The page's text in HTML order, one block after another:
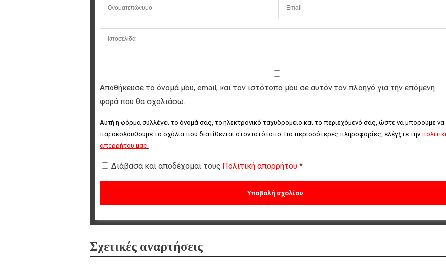
Αποθήκευσε το όνομά μου, email, και τον ιστότοπο μου σε αυτόν τον πλοηγό για την επόμενη
φορά που θα σχολιάσω.
Αυτή η φόρμα συλλέγει το όνομά σας, το ηλεκτρονικό ταχυδρομείο και το περιεχόμενό σας, ώστε να μπορούμε να
παρακολουθούμε τα σχόλια που διατίθενται στον ιστότοπο. Για περισσότερες πληροφορίες, ελέγξτε την
απορρήτου μας.
Διάβασα και αποδέχομαι τους Πολιτική απορρήτου *
Σχετικές αναρτήσεις